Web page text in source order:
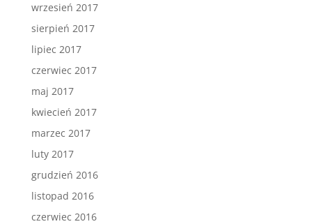
wrzesień 2017
sierpień 2017
lipiec 2017
czerwiec 2017
maj 2017
kwiecień 2017
marzec 2017
luty 2017
grudzień 2016
listopad 2016
czerwiec 2016